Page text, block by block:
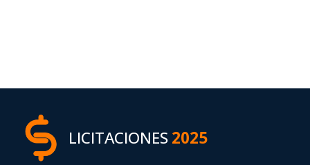
LICITACIONES2025